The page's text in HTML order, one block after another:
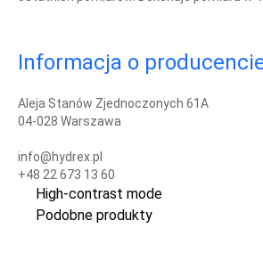
Informacja o
Aleja Stanów Zjednoczonych 61A
04-028 Warszawa
info@hydrex.pl
+48 22 673 13 60
High-contrast mode
Podobne produkty